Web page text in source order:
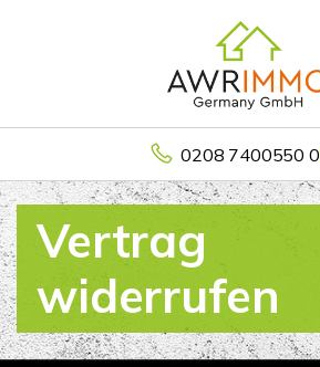
0208 7400550 0
Vertrag
widerrufen